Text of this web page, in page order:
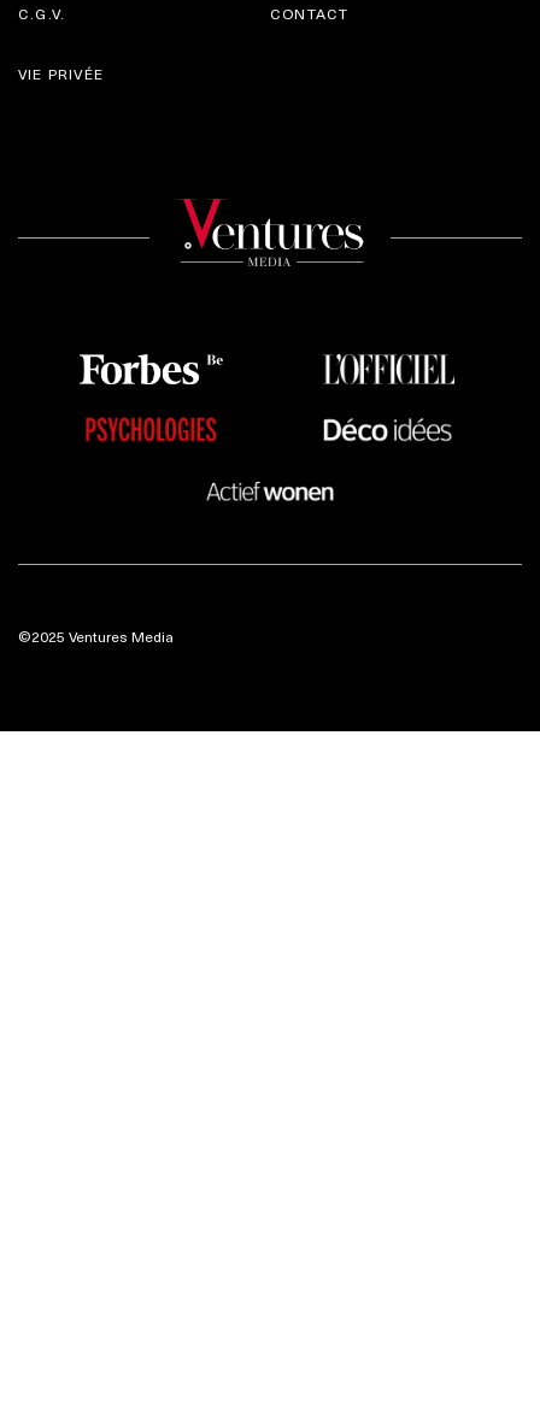
C.G.V. CONTACT
VIE PRIVÉE
©2025 Ventures Media